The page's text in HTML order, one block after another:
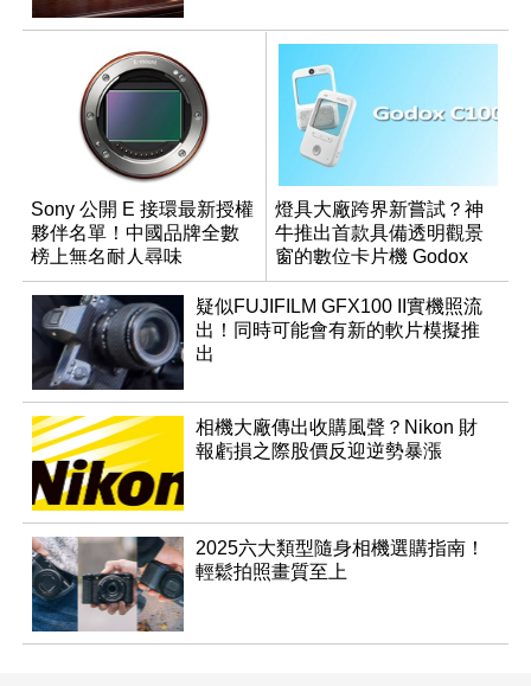
Sony 公開 E 接環最新授權
夥伴名單！中國品牌全數
榜上無名耐人尋味
燈具大廠跨界新嘗試？神
牛推出首款具備透明觀景
窗的數位卡片機 Godox
C100
疑似FUJIFILM GFX100 II實機照流
出！同時可能會有新的軟片模擬推
出
相機大廠傳出收購風聲？Nikon 財
報虧損之際股價反迎逆勢暴漲
2025六大類型隨身相機選購指南！
輕鬆拍照畫質至上